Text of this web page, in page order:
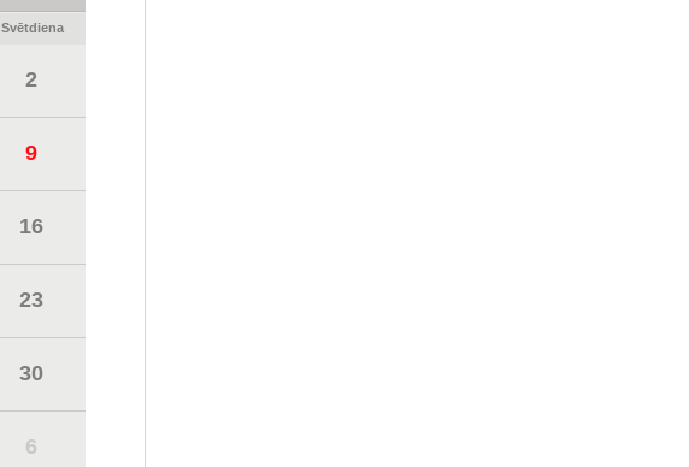
Svētdiena
2
9
16
23
30
6